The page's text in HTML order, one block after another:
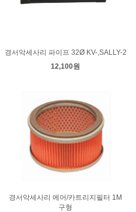
경서악세사리 파이프 32Ø KV-,SALLY-2
12,100원
경서악세사리 에어/카트리지필터 1M
구형